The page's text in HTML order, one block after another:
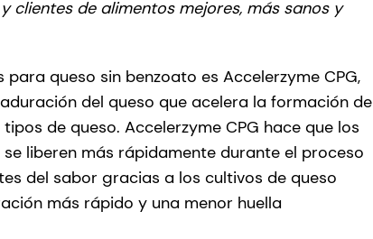
clientes de alimentos mejores, más sanos y
queso sin benzoato es Accelerzyme CPG,
del queso que acelera la formación de
de queso. Accelerzyme CPG hace que los
liberen más rápidamente durante el proceso
del sabor gracias a los cultivos de queso
más rápido y una menor huella